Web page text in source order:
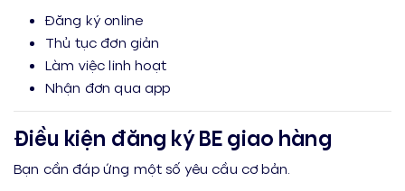
Đăng ký online
Thủ tục đơn giản
Làm việc linh hoạt
Nhận đơn qua app
Điều kiện đăng ký BE giao hàng
Bạn cần đáp ứng một số yêu cầu cơ bản.